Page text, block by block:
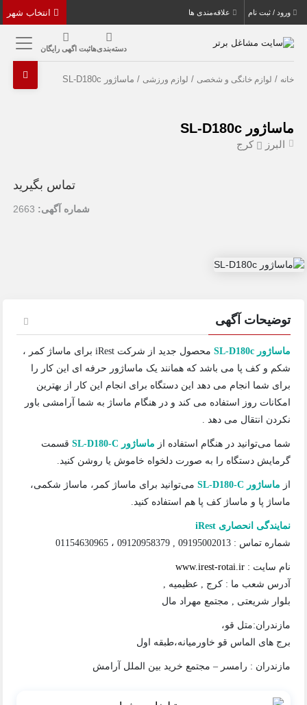
ورود / ثبت نام علاقه‌مندی ها
دسته‌بندی‌هاثبت اگهی رایگان
خانه / لوازم خانگی و شخصی / لوازم ورزشی / ماساژور SL-D180c
ماساژور SL-D180c
البرز کرج
تماس بگیرید
شماره آگهی: 2663
توضیحات آگهی
ماساژور SL-D180c
محصول جدید از شرکت iRest برای ماساژ کمر ،
شکم و کف پا می باشد که همانند یک ماساژور حرفه ای این کار را
برای شما انجام می دهد این دستگاه برای انجام این کار از بهترین
امکانات روز استفاده می کند و در هنگام ماساژ به شما آرامشی باور
نکردن انتقال می دهد .
شما می‌توانید در هنگام استفاده از ماساژور SL-D180-C
قسمت
گرمایش دستگاه را به صورت دلخواه خاموش یا روشن کنید.
از ماساژور SL-D180-C
می‌توانید برای ماساژ کمر، ماساژ شکمی،
ماساژ پا و ماساژ کف پا هم استفاده کنید.
نمایندگی انحصاری iRest
شماره تماس : 09195002013 , 09120958379 ، 01154630965
نام سایت :www.irest-rotai.ir
آدرس شعب ما : کرج , عظیمیه ,
بلوار شریعتی , مجتمع مهراد مال
مازندران:متل قو،
برج های الماس قو خاورمیانه،طبقه اول
مازندران : رامسر – مجتمع خرید بین الملل آرامش